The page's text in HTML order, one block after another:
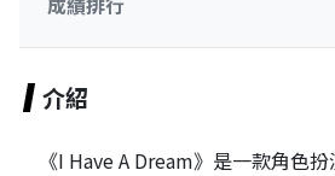
介紹
《I Have A Dream》是一款角色